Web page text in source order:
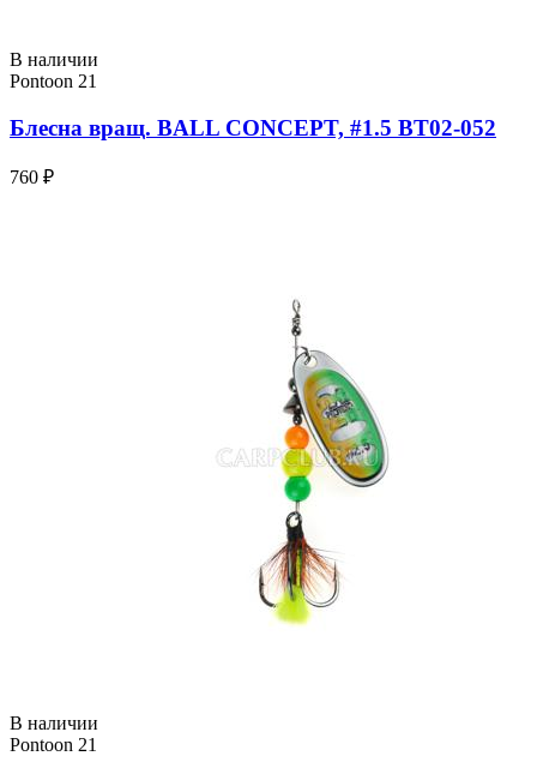
В наличии
Pontoon 21
Блесна вращ. BALL CONCEPT, #1.5 BT02-052
760 ₽
В наличии
Pontoon 21